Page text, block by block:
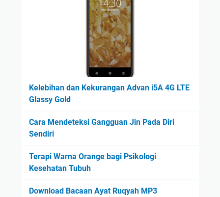
Kelebihan dan Kekurangan Advan i5A 4G LTE
Glassy Gold
Cara Mendeteksi Gangguan Jin Pada Diri
Sendiri
Terapi Warna Orange bagi Psikologi
Kesehatan Tubuh
Download Bacaan Ayat Ruqyah MP3